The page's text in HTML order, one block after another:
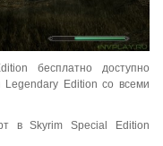
бесплатно доступно
Legendary Edition со всеми
в Skyrim Special Edition